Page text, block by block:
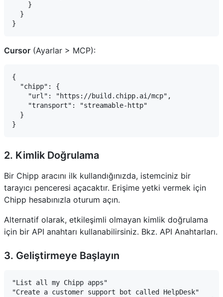
    }
  }
Cursor (Ayarlar > MCP):
{
  "chipp": {
    "url": "https://build.chipp.ai/mcp",
    "transport": "streamable-http"
  }
2. Kimlik Doğrulama
Bir Chipp aracını ilk kullandığınızda, istemciniz bir
tarayıcı penceresi açacaktır. Erişime yetki vermek için
Chipp hesabınızla oturum açın.
Alternatif olarak, etkileşimli olmayan kimlik doğrulama
için bir API anahtarı kullanabilirsiniz. Bkz. API Anahtarları.
3. Geliştirmeye Başlayın
"List all my Chipp apps"
"Create a customer support bot called HelpDesk"